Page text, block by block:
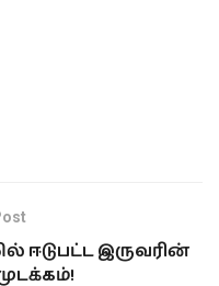
இருவரின்